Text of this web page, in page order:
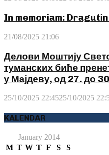
In memoriam:
21/08/2025 21:06
Делови Моштију
туманских биће
у Мајдеву, од 27. до
25/10/2025 22:4525/10/2025
KALENDAR
January 2014
M T W T F S
S